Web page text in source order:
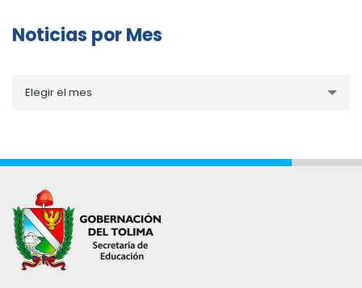
Noticias por Mes
porElegir el mes